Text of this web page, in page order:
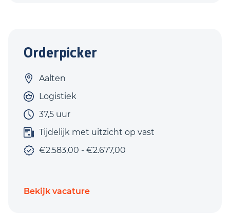
Orderpicker
Aalten
Logistiek
37,5 uur
Tijdelijk met uitzicht op vast
€2.583,00 - €2.677,00
Bekijk vacature